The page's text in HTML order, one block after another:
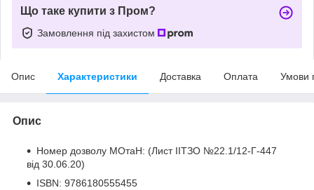
Що таке купити з Пром?
Замовлення під захистом
Опис Характеристики Доставка Оплата Умови
Опис
Номер дозволу МОтаН: (Лист ІІТЗО №22.1/12-Г-447
від 30.06.20)
ISBN: 9786180555455